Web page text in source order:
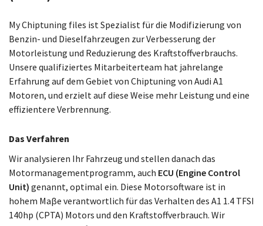
My Chiptuning files ist Spezialist für die Modifizierung von
Benzin- und Dieselfahrzeugen zur Verbesserung der
Motorleistung und Reduzierung des Kraftstoffverbrauchs.
Unsere qualifiziertes Mitarbeiterteam hat jahrelange
Erfahrung auf dem Gebiet von Chiptuning von Audi A1
Motoren, und erzielt auf diese Weise mehr Leistung und eine
effizientere Verbrennung.
Das Verfahren
Wir analysieren Ihr Fahrzeug und stellen danach das
Motormanagementprogramm, auch ECU (Engine Control
Unit) genannt, optimal ein. Diese Motorsoftware ist in
hohem Maβe verantwortlich für das Verhalten des A1 1.4 TFSI
140hp (CPTA) Motors und den Kraftstoffverbrauch. Wir